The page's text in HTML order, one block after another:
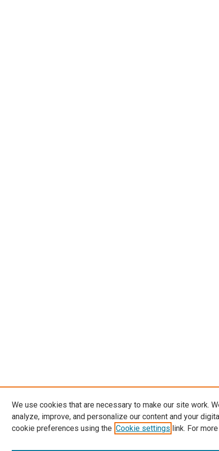
We use cookies that are necessary to make our site work.
analyze, improve, and personalize our content and your
cookie preferences using the Cookie settings link. For